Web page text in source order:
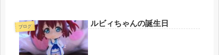
ブログ ルビィちゃんの誕生日